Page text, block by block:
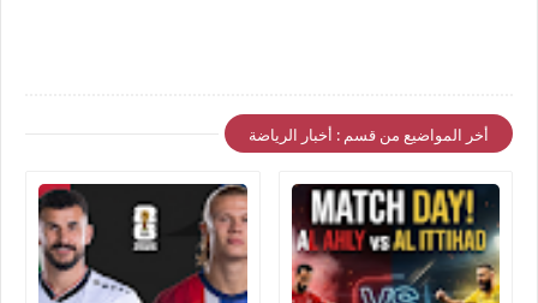
أخر المواضيع من قسم : أخبار الرياضة